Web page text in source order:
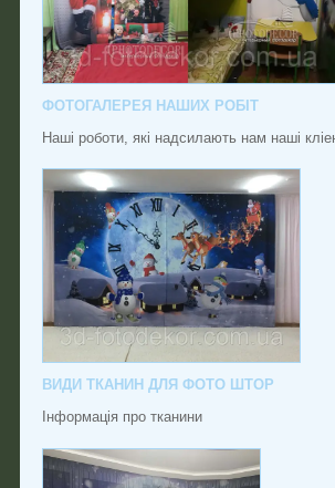
ФОТОГАЛЕРЕЯ НАШИХ РОБІТ
Наші роботи, які надсилають нам наші
ВИДИ ТКАНИН ДЛЯ ФОТО ШТОР
Інформація про тканини